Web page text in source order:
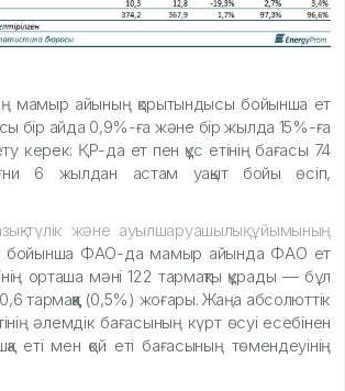
мамыр айының қорытындысы бойынша ет
бір айда 0,9%-ға және бір жылда 15%-ға
керек: ҚР-да ет пен құс етінің бағасы 74
6 жылдан астам уақыт бойы өсіп,
түлік және ауылшаруашылық ұйымының
бойынша ФАО-да мамыр айында ФАО ет
орташа мәні 122 тармақты құрады — бұл
тармаққа (0,5%) жоғары. Жаңа абсолюттік
әлемдік бағасының күрт өсуі есебінен
еті мен қой еті бағасының төмендеуінің